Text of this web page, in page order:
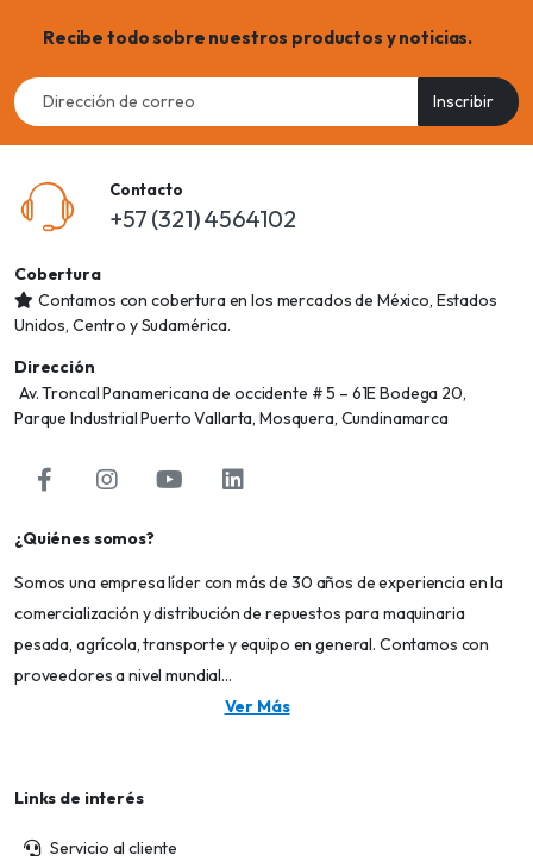
Recibe todo sobre nuestros productos y noticias.
Email
address
Inscribir
Contacto
+57 (321) 4564102
Cobertura
Contamos con cobertura en los mercados de México, Estados
Unidos, Centro y Sudamérica.
Dirección
Av. Troncal Panamericana de occidente # 5 – 61E Bodega 20,
Parque Industrial Puerto Vallarta, Mosquera, Cundinamarca
¿Quiénes somos?
Somos una empresa líder con más de 30 años de experiencia en la
comercialización y distribución de repuestos para maquinaria
pesada, agrícola, transporte y equipo en general. Contamos con
proveedores a nivel mundial...
Ver Más
Links de interés
Servicio al cliente